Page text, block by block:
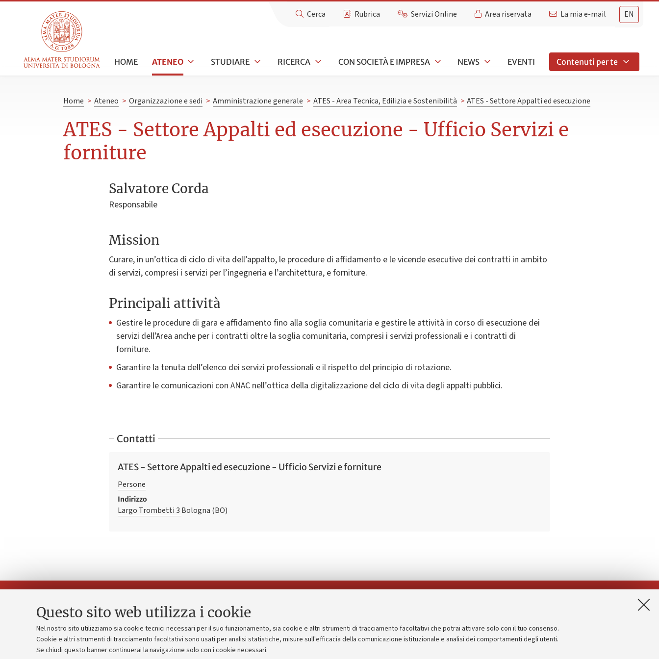
Questo sito web utilizza i cookie
Nel nostro sito utilizziamo sia cookie tecnici necessari per il suo funzionamento, sia cookie e altri strumenti di tracciamento facoltativi che potrai attivare solo con il tuo consenso.
Cookie e altri strumenti di tracciamento facoltativi sono usati per analisi statistiche, misure sull'efficacia della comunicazione istituzionale e analisi dei comportamenti degli utenti.
Se chiudi questo banner continuerai la navigazione solo con i cookie necessari.
EN
Cerca Rubrica Servizi Online Area riservata La mia e-mail
HOME ATENEO STUDIARE RICERCA CON SOCIETÀ E IMPRESA NEWS EVENTI Contenuti per te
Home > Ateneo > Organizzazione e sedi > Amministrazione generale > ATES - Area Tecnica, Edilizia e Sostenibilità > ATES - Settore Appalti ed esecuzione
ATES - Settore Appalti ed esecuzione - Ufficio Servizi e
forniture
Salvatore Corda
Responsabile
Mission
Curare, in un’ottica di ciclo di vita dell’appalto, le procedure di affidamento e le vicende esecutive dei contratti in ambito
di servizi, compresi i servizi per l’ingegneria e l’architettura, e forniture.
Principali attività
Gestire le procedure di gara e affidamento fino alla soglia comunitaria e gestire le attività in corso di esecuzione dei
servizi dell’Area anche per i contratti oltre la soglia comunitaria, compresi i servizi professionali e i contratti di
forniture.
Garantire la tenuta dell’elenco dei servizi professionali e il rispetto del principio di rotazione.
Garantire le comunicazioni con ANAC nell’ottica della digitalizzazione del ciclo di vita degli appalti pubblici.
Contatti
ATES - Settore Appalti ed esecuzione - Ufficio Servizi e forniture
Persone
Indirizzo
Largo Trombetti 3 Bologna (BO)
Contatti e PEC
Piano strategico
Bilanci
Bandi, gare e concorsi
Informazioni sul sito e accessibilità